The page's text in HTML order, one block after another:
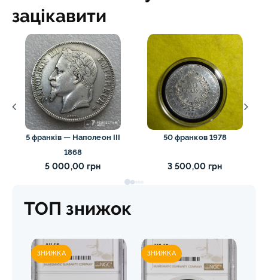
зацікавити
5 франків — Наполеон III
1868
5 000,00 грн
50 франков 1978
3 500,00 грн
ТОП знижок
ЗНИЖКА ЗНИЖКА